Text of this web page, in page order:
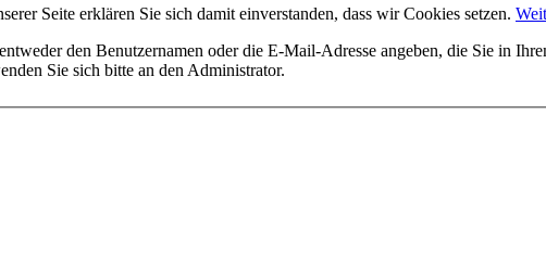
Seite erklären Sie sich damit einverstanden, dass wir Cookies setzen.
den Benutzernamen oder die E-Mail-Adresse angeben, die Sie in
Sie sich bitte an den Administrator.